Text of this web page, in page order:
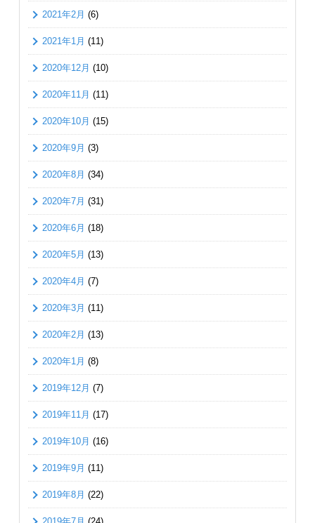
2021年2月 (6)
2021年1月 (11)
2020年12月 (10)
2020年11月 (11)
2020年10月 (15)
2020年9月 (3)
2020年8月 (34)
2020年7月 (31)
2020年6月 (18)
2020年5月 (13)
2020年4月 (7)
2020年3月 (11)
2020年2月 (13)
2020年1月 (8)
2019年12月 (7)
2019年11月 (17)
2019年10月 (16)
2019年9月 (11)
2019年8月 (22)